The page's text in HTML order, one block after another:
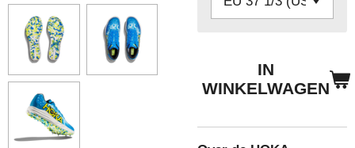
IN
WINKELWAGEN